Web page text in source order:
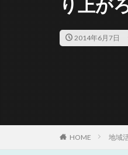
り上が
2014年6月7日
HOME 地域